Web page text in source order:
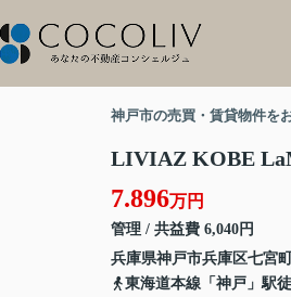
神戸市の売買・賃貸物件を
LIVIAZ KOBE
7.896万円
管理 / 共益費 6,040円
兵庫県神戸市兵庫区七宮町
東海道本線「神戸」駅